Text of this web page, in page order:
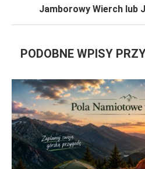
Jamborowy Wierch lub
PODOBNE WPISY